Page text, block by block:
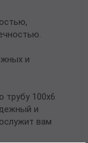
и
100х6
и
вам